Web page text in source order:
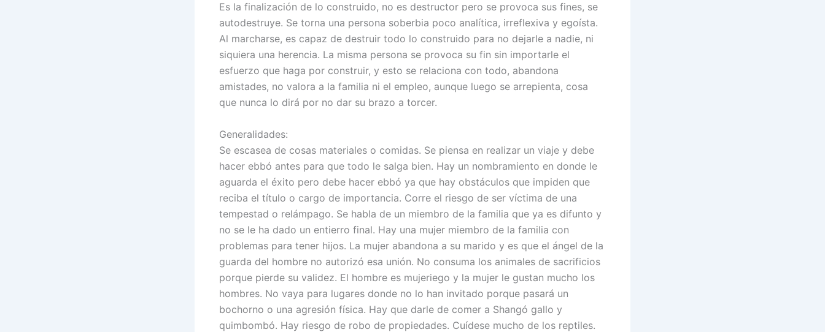
Es la finalización de lo construido, no es destructor pero se provoca sus fines, se
autodestruye. Se torna una persona soberbia poco analítica, irreflexiva y egoísta.
Al marcharse, es capaz de destruir todo lo construido para no dejarle a nadie, ni
siquiera una herencia. La misma persona se provoca su fin sin importarle el
esfuerzo que haga por construir, y esto se relaciona con todo, abandona
amistades, no valora a la familia ni el empleo, aunque luego se arrepienta, cosa
que nunca lo dirá por no dar su brazo a torcer.
Generalidades:
Se escasea de cosas materiales o comidas. Se piensa en realizar un viaje y debe
hacer ebbó antes para que todo le salga bien. Hay un nombramiento en donde le
aguarda el éxito pero debe hacer ebbó ya que hay obstáculos que impiden que
reciba el título o cargo de importancia. Corre el riesgo de ser víctima de una
tempestad o relámpago. Se habla de un miembro de la familia que ya es difunto y
no se le ha dado un entierro final. Hay una mujer miembro de la familia con
problemas para tener hijos. La mujer abandona a su marido y es que el ángel de la
guarda del hombre no autorizó esa unión. No consuma los animales de sacrificios
porque pierde su validez. El hombre es mujeriego y la mujer le gustan mucho los
hombres. No vaya para lugares donde no lo han invitado porque pasará un
bochorno o una agresión física. Hay que darle de comer a Shangó gallo y
quimbombó. Hay riesgo de robo de propiedades. Cuídese mucho de los reptiles.